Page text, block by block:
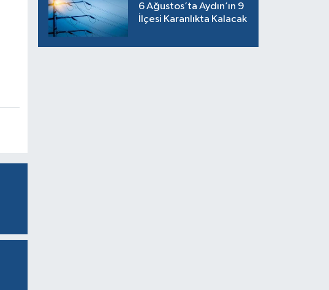
6 Ağustos’ta Aydın’ın 9
İlçesi Karanlıkta Kalacak